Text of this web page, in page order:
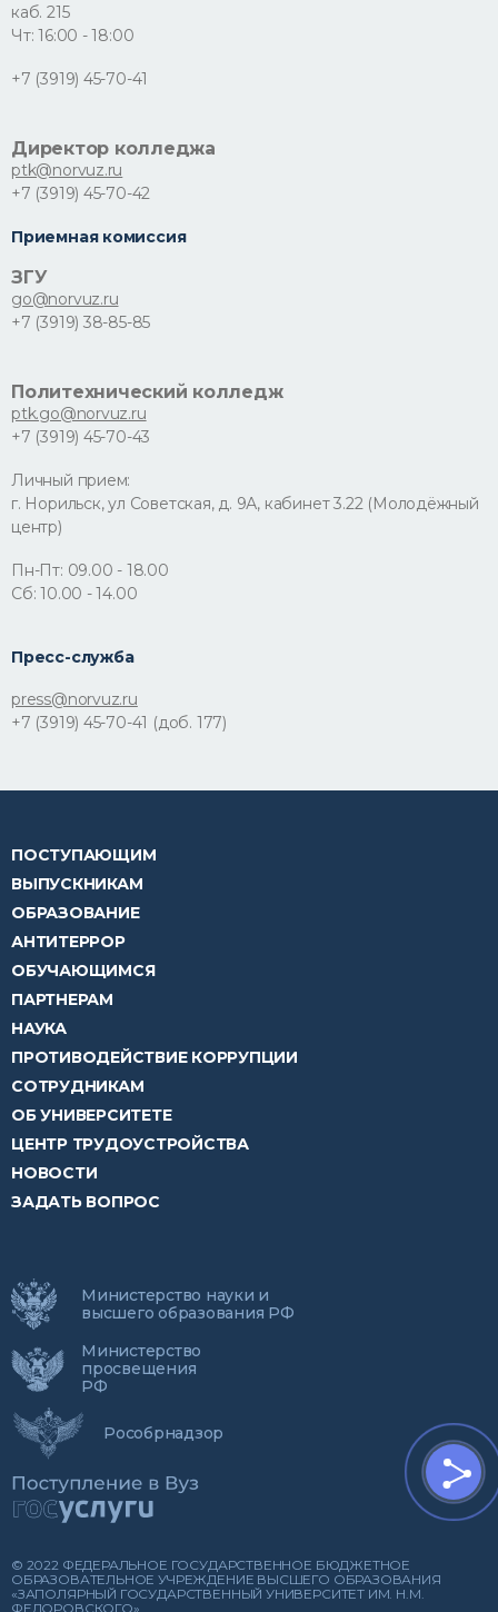
каб. 215
Чт: 16:00 - 18:00
+7 (3919) 45-70-41
Директор колледжа
ptk@norvuz.ru
+7 (3919) 45-70-42
Приемная комиссия
ЗГУ
go@norvuz.ru
+7 (3919) 38-85-85
Политехнический колледж
ptk.go@norvuz.ru
+7 (3919) 45-70-43
Личный прием:
г. Норильск, ул Советская, д. 9А, кабинет 3.22 (Молодёжный
центр)
Пн-Пт: 09.00 - 18.00
Сб: 10.00 - 14.00
Пресс-служба
press@norvuz.ru
+7 (3919) 45-70-41 (доб. 177)
ПОСТУПАЮЩИМ
ВЫПУСКНИКАМ
ОБРАЗОВАНИЕ
АНТИТЕРРОР
ОБУЧАЮЩИМСЯ
ПАРТНЕРАМ
НАУКА
ПРОТИВОДЕЙСТВИЕ КОРРУПЦИИ
СОТРУДНИКАМ
ОБ УНИВЕРСИТЕТЕ
ЦЕНТР ТРУДОУСТРОЙСТВА
НОВОСТИ
ЗАДАТЬ ВОПРОС
Министерство науки и
высшего образования РФ
Министерство
просвещения
РФ
Рособрнадзор
© 2022 ФЕДЕРАЛЬНОЕ ГОСУДАРСТВЕННОЕ БЮДЖЕТНОЕ
ОБРАЗОВАТЕЛЬНОЕ УЧРЕЖДЕНИЕ ВЫСШЕГО ОБРАЗОВАНИЯ
«ЗАПОЛЯРНЫЙ ГОСУДАРСТВЕННЫЙ УНИВЕРСИТЕТ ИМ. Н.М.
ФЕДОРОВСКОГО»